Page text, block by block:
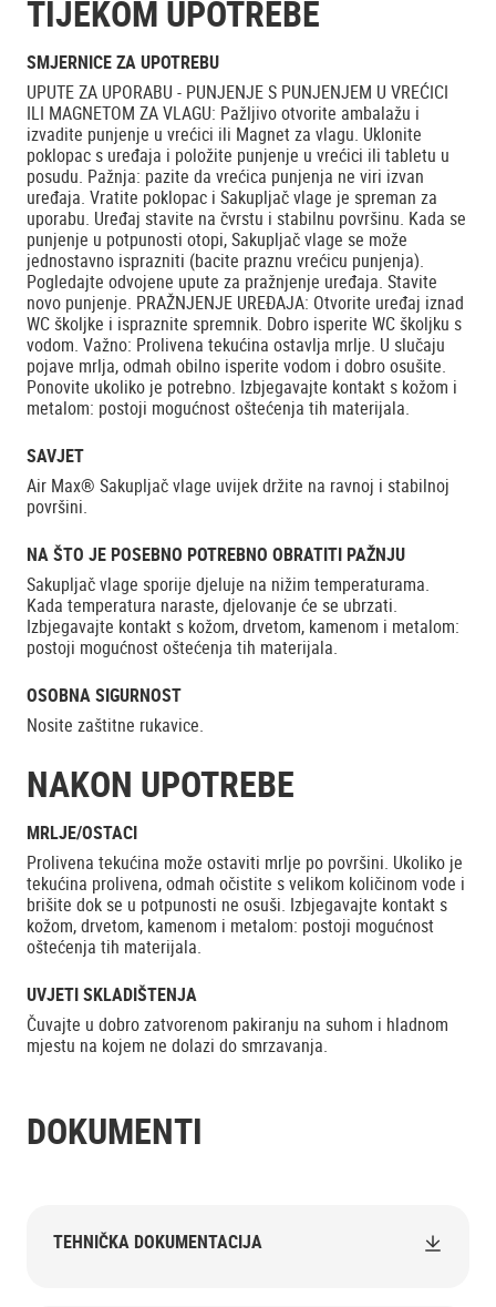
TIJEKOM UPOTREBE
SMJERNICE ZA UPOTREBU
UPUTE ZA UPORABU - PUNJENJE S PUNJENJEM U VREĆICI
ILI MAGNETOM ZA VLAGU: Pažljivo otvorite ambalažu i
izvadite punjenje u vrećici ili Magnet za vlagu. Uklonite
poklopac s uređaja i položite punjenje u vrećici ili tabletu u
posudu. Pažnja: pazite da vrećica punjenja ne viri izvan
uređaja. Vratite poklopac i Sakupljač vlage je spreman za
uporabu. Uređaj stavite na čvrstu i stabilnu površinu. Kada se
punjenje u potpunosti otopi, Sakupljač vlage se može
jednostavno isprazniti (bacite praznu vrećicu punjenja).
Pogledajte odvojene upute za pražnjenje uređaja. Stavite
novo punjenje. PRAŽNJENJE UREĐAJA: Otvorite uređaj iznad
WC školjke i ispraznite spremnik. Dobro isperite WC školjku s
vodom. Važno: Prolivena tekućina ostavlja mrlje. U slučaju
pojave mrlja, odmah obilno isperite vodom i dobro osušite.
Ponovite ukoliko je potrebno. Izbjegavajte kontakt s kožom i
metalom: postoji mogućnost oštećenja tih materijala.
SAVJET
Air Max® Sakupljač vlage uvijek držite na ravnoj i stabilnoj
površini.
NA ŠTO JE POSEBNO POTREBNO OBRATITI PAŽNJU
Sakupljač vlage sporije djeluje na nižim temperaturama.
Kada temperatura naraste, djelovanje će se ubrzati.
Izbjegavajte kontakt s kožom, drvetom, kamenom i metalom:
postoji mogućnost oštećenja tih materijala.
OSOBNA SIGURNOST
Nosite zaštitne rukavice.
NAKON UPOTREBE
MRLJE/OSTACI
Prolivena tekućina može ostaviti mrlje po površini. Ukoliko je
tekućina prolivena, odmah očistite s velikom količinom vode i
brišite dok se u potpunosti ne osuši. Izbjegavajte kontakt s
kožom, drvetom, kamenom i metalom: postoji mogućnost
oštećenja tih materijala.
UVJETI SKLADIŠTENJA
Čuvajte u dobro zatvorenom pakiranju na suhom i hladnom
mjestu na kojem ne dolazi do smrzavanja.
DOKUMENTI
TEHNIČKA DOKUMENTACIJA